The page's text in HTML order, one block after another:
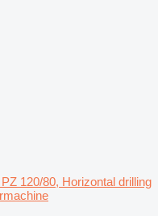
120/80, Horizontal drilling